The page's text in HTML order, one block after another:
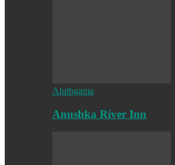
Aluthgama
Anushka River Inn